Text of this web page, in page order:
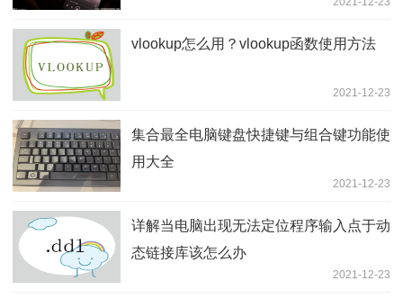
vlookup怎么用？vlookup函数使用方法
2021-12-23
集合最全电脑键盘快捷键与组合键功能使
用大全
2021-12-23
详解当电脑出现无法定位程序输入点于动
态链接库该怎么办
2021-12-23